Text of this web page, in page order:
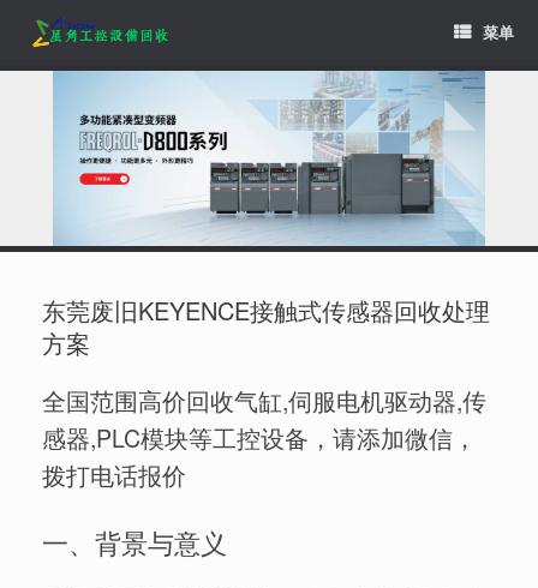
content
菜单
东莞废旧KEYENCE接触式传感器回收处理
方案
全国范围高价回收气缸,伺服电机驱动器,传
感器,PLC模块等工控设备，请添加微信，
拨打电话报价
一、背景与意义